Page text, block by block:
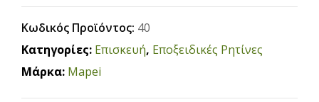
Κωδικός Προϊόντος: 40
Κατηγορίες: Επισκευή, Εποξειδικές Ρητίνες
Μάρκα: Mapei